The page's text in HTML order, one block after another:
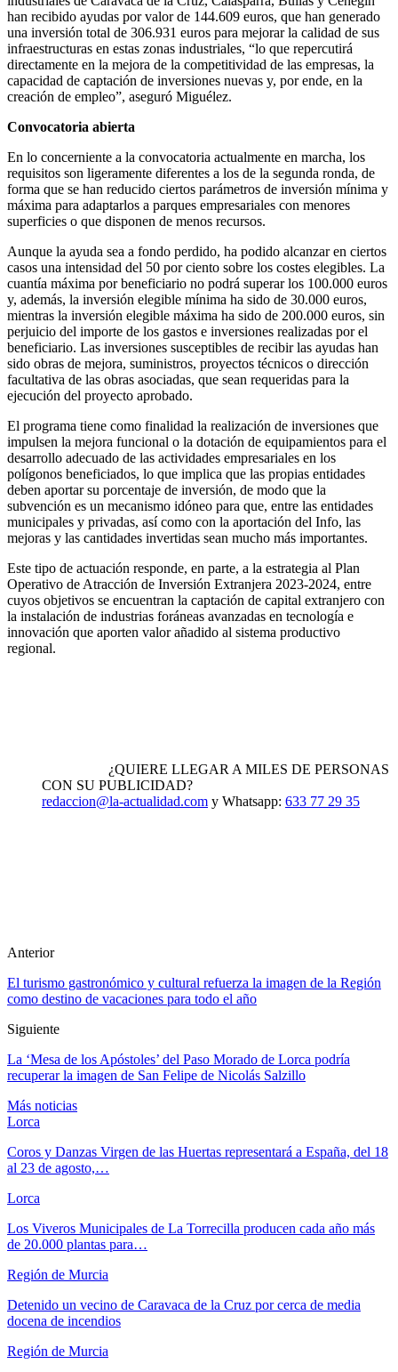
han recibido ayudas por valor de 144.609 euros, que han generado
una inversión total de 306.931 euros para mejorar la calidad de sus
infraestructuras en estas zonas industriales, “lo que repercutirá
directamente en la mejora de la competitividad de las empresas, la
capacidad de captación de inversiones nuevas y, por ende, en la
creación de empleo”, aseguró Miguélez.
Convocatoria abierta
En lo concerniente a la convocatoria actualmente en marcha, los
requisitos son ligeramente diferentes a los de la segunda ronda, de
forma que se han reducido ciertos parámetros de inversión mínima y
máxima para adaptarlos a parques empresariales con menores
superficies o que disponen de menos recursos.
Aunque la ayuda sea a fondo perdido, ha podido alcanzar en ciertos
casos una intensidad del 50 por ciento sobre los costes elegibles. La
cuantía máxima por beneficiario no podrá superar los 100.000 euros
y, además, la inversión elegible mínima ha sido de 30.000 euros,
mientras la inversión elegible máxima ha sido de 200.000 euros, sin
perjuicio del importe de los gastos e inversiones realizadas por el
beneficiario. Las inversiones susceptibles de recibir las ayudas han
sido obras de mejora, suministros, proyectos técnicos o dirección
facultativa de las obras asociadas, que sean requeridas para la
ejecución del proyecto aprobado.
El programa tiene como finalidad la realización de inversiones que
impulsen la mejora funcional o la dotación de equipamientos para el
desarrollo adecuado de las actividades empresariales en los
polígonos beneficiados, lo que implica que las propias entidades
deben aportar su porcentaje de inversión, de modo que la
subvención es un mecanismo idóneo para que, entre las entidades
municipales y privadas, así como con la aportación del Info, las
mejoras y las cantidades invertidas sean mucho más importantes.
Este tipo de actuación responde, en parte, a la estrategia al Plan
Operativo de Atracción de Inversión Extranjera 2023-2024, entre
cuyos objetivos se encuentran la captación de capital extranjero con
la instalación de industrias foráneas avanzadas en tecnología e
innovación que aporten valor añadido al sistema productivo
regional.
¿QUIERE LLEGAR A MILES DE PERSONAS
CON SU PUBLICIDAD?
redaccion@la-actualidad.com y Whatsapp: 633 77 29 35
Anterior
El turismo gastronómico y cultural refuerza la imagen de la Región
como destino de vacaciones para todo el año
Siguiente
La ‘Mesa de los Apóstoles’ del Paso Morado de Lorca podría
recuperar la imagen de San Felipe de Nicolás Salzillo
Más noticias
Lorca
Coros y Danzas Virgen de las Huertas representará a España, del 18
al 23 de agosto,…
Lorca
Los Viveros Municipales de La Torrecilla producen cada año más
de 20.000 plantas para…
Región de Murcia
Detenido un vecino de Caravaca de la Cruz por cerca de media
docena de incendios
Región de Murcia